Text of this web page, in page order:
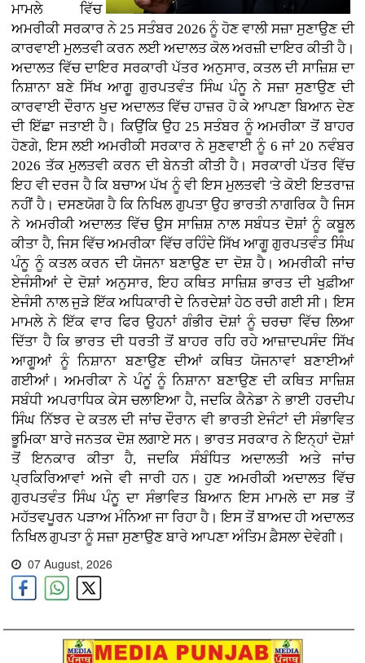
ਮਾਮਲੇ ਵਿੱਚ
ਅਮਰੀਕੀ ਸਰਕਾਰ ਨੇ 25 ਸਤੰਬਰ 2026 ਨੂੰ ਹੋਣ ਵਾਲੀ ਸਜ਼ਾ ਸੁਣਾਉਣ ਦੀ
ਕਾਰਵਾਈ ਮੁਲਤਵੀ ਕਰਨ ਲਈ ਅਦਾਲਤ ਕੋਲ ਅਰਜ਼ੀ ਦਾਇਰ ਕੀਤੀ ਹੈ।
ਅਦਾਲਤ ਵਿੱਚ ਦਾਇਰ ਸਰਕਾਰੀ ਪੱਤਰ ਅਨੁਸਾਰ, ਕਤਲ ਦੀ ਸਾਜ਼ਿਸ਼ ਦਾ
ਨਿਸ਼ਾਨਾ ਬਣੇ ਸਿੱਖ ਆਗੂ ਗੁਰਪਤਵੰਤ ਸਿੰਘ ਪੰਨੂ ਨੇ ਸਜ਼ਾ ਸੁਣਾਉਣ ਦੀ
ਕਾਰਵਾਈ ਦੌਰਾਨ ਖੁਦ ਅਦਾਲਤ ਵਿੱਚ ਹਾਜ਼ਰ ਹੋ ਕੇ ਆਪਣਾ ਬਿਆਨ ਦੇਣ
ਦੀ ਇੱਛਾ ਜਤਾਈ ਹੈ। ਕਿਉਂਕਿ ਉਹ 25 ਸਤੰਬਰ ਨੂੰ ਅਮਰੀਕਾ ਤੋਂ ਬਾਹਰ
ਹੋਣਗੇ, ਇਸ ਲਈ ਅਮਰੀਕੀ ਸਰਕਾਰ ਨੇ ਸੁਣਵਾਈ ਨੂੰ 6 ਜਾਂ 20 ਨਵੰਬਰ
2026 ਤੱਕ ਮੁਲਤਵੀ ਕਰਨ ਦੀ ਬੇਨਤੀ ਕੀਤੀ ਹੈ। ਸਰਕਾਰੀ ਪੱਤਰ ਵਿੱਚ
ਇਹ ਵੀ ਦਰਜ ਹੈ ਕਿ ਬਚਾਅ ਪੱਖ ਨੂੰ ਵੀ ਇਸ ਮੁਲਤਵੀ 'ਤੇ ਕੋਈ ਇਤਰਾਜ਼
ਨਹੀਂ ਹੈ। ਦਸਣਯੋਗ ਹੈ ਕਿ ਨਿਖਿਲ ਗੁਪਤਾ ਉਹ ਭਾਰਤੀ ਨਾਗਰਿਕ ਹੈ ਜਿਸ
ਨੇ ਅਮਰੀਕੀ ਅਦਾਲਤ ਵਿੱਚ ਉਸ ਸਾਜ਼ਿਸ਼ ਨਾਲ ਸਬੰਧਤ ਦੋਸ਼ਾਂ ਨੂੰ ਕਬੂਲ
ਕੀਤਾ ਹੈ, ਜਿਸ ਵਿੱਚ ਅਮਰੀਕਾ ਵਿੱਚ ਰਹਿੰਦੇ ਸਿੱਖ ਆਗੂ ਗੁਰਪਤਵੰਤ ਸਿੰਘ
ਪੰਨੂ ਨੂੰ ਕਤਲ ਕਰਨ ਦੀ ਯੋਜਨਾ ਬਣਾਉਣ ਦਾ ਦੋਸ਼ ਹੈ। ਅਮਰੀਕੀ ਜਾਂਚ
ਏਜੰਸੀਆਂ ਦੇ ਦੋਸ਼ਾਂ ਅਨੁਸਾਰ, ਇਹ ਕਥਿਤ ਸਾਜ਼ਿਸ਼ ਭਾਰਤ ਦੀ ਖੁਫ਼ੀਆ
ਏਜੰਸੀ ਨਾਲ ਜੁੜੇ ਇੱਕ ਅਧਿਕਾਰੀ ਦੇ ਨਿਰਦੇਸ਼ਾਂ ਹੇਠ ਰਚੀ ਗਈ ਸੀ। ਇਸ
ਮਾਮਲੇ ਨੇ ਇੱਕ ਵਾਰ ਫਿਰ ਉਹਨਾਂ ਗੰਭੀਰ ਦੋਸ਼ਾਂ ਨੂੰ ਚਰਚਾ ਵਿੱਚ ਲਿਆ
ਦਿੱਤਾ ਹੈ ਕਿ ਭਾਰਤ ਦੀ ਧਰਤੀ ਤੋਂ ਬਾਹਰ ਰਹਿ ਰਹੇ ਆਜ਼ਾਦਪਸੰਦ ਸਿੱਖ
ਆਗੂਆਂ ਨੂੰ ਨਿਸ਼ਾਨਾ ਬਣਾਉਣ ਦੀਆਂ ਕਥਿਤ ਯੋਜਨਾਵਾਂ ਬਣਾਈਆਂ
ਗਈਆਂ। ਅਮਰੀਕਾ ਨੇ ਪੰਨੂਂ ਨੂੰ ਨਿਸ਼ਾਨਾ ਬਣਾਉਣ ਦੀ ਕਥਿਤ ਸਾਜ਼ਿਸ਼
ਸਬੰਧੀ ਅਪਰਾਧਿਕ ਕੇਸ ਚਲਾਇਆ ਹੈ, ਜਦਕਿ ਕੈਨੇਡਾ ਨੇ ਭਾਈ ਹਰਦੀਪ
ਸਿੰਘ ਨਿੱਝਰ ਦੇ ਕਤਲ ਦੀ ਜਾਂਚ ਦੌਰਾਨ ਵੀ ਭਾਰਤੀ ਏਜੰਟਾਂ ਦੀ ਸੰਭਾਵਿਤ
ਭੂਮਿਕਾ ਬਾਰੇ ਜਨਤਕ ਦੋਸ਼ ਲਗਾਏ ਸਨ। ਭਾਰਤ ਸਰਕਾਰ ਨੇ ਇਨ੍ਹਾਂ ਦੋਸ਼ਾਂ
ਤੋਂ ਇਨਕਾਰ ਕੀਤਾ ਹੈ, ਜਦਕਿ ਸੰਬੰਧਿਤ ਅਦਾਲਤੀ ਅਤੇ ਜਾਂਚ
ਪ੍ਰਕਿਰਿਆਵਾਂ ਅਜੇ ਵੀ ਜਾਰੀ ਹਨ। ਹੁਣ ਅਮਰੀਕੀ ਅਦਾਲਤ ਵਿੱਚ
ਗੁਰਪਤਵੰਤ ਸਿੰਘ ਪੰਨੂ ਦਾ ਸੰਭਾਵਿਤ ਬਿਆਨ ਇਸ ਮਾਮਲੇ ਦਾ ਸਭ ਤੋਂ
ਮਹੱਤਵਪੂਰਨ ਪੜਾਅ ਮੰਨਿਆ ਜਾ ਰਿਹਾ ਹੈ। ਇਸ ਤੋਂ ਬਾਅਦ ਹੀ ਅਦਾਲਤ
ਨਿਖਿਲ ਗੁਪਤਾ ਨੂੰ ਸਜ਼ਾ ਸੁਣਾਉਣ ਬਾਰੇ ਆਪਣਾ ਅੰਤਿਮ ਫ਼ੈਸਲਾ ਦੇਵੇਗੀ।
07 August, 2026